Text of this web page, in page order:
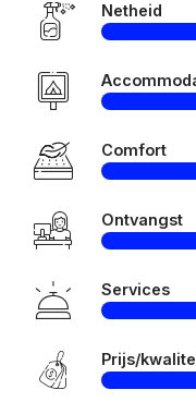
Netheid
Comfort
Ontvangst
Services
Prijs/